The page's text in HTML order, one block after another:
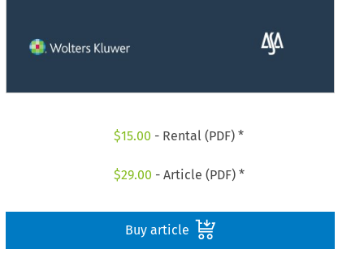
$15.00 - Rental (PDF) *
$29.00 - Article (PDF) *
Buy article